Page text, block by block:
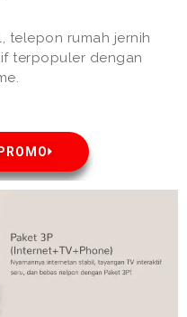
telepon rumah jernih
terpopuler dengan